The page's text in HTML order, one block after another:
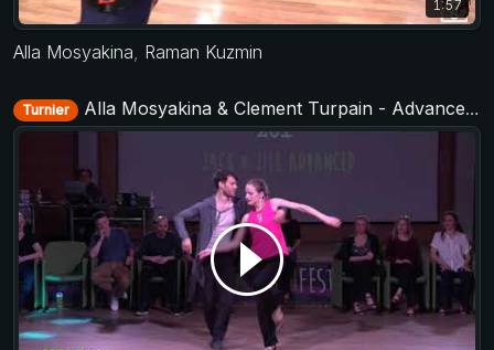
1:57
Alla Mosyakina Raman Kuzmin
Turnier Alla Mosyakina & Clement Turpain - Advanced Jack&Jill - KIWI fest 2019